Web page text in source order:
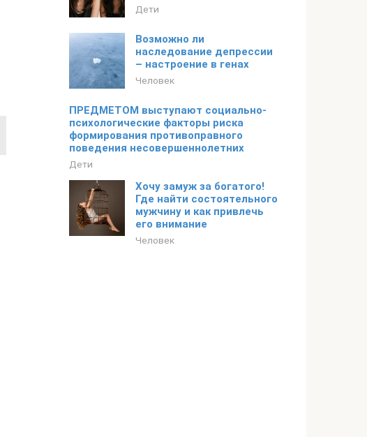
Дети
Возможно ли
наследование депрессии
– настроение в генах
Человек
ПРЕДМЕТОМ выступают социально-
психологические факторы риска
формирования противоправного
поведения несовершеннолетних
Дети
Хочу замуж за богатого!
Где найти состоятельного
мужчину и как привлечь
его внимание
Человек